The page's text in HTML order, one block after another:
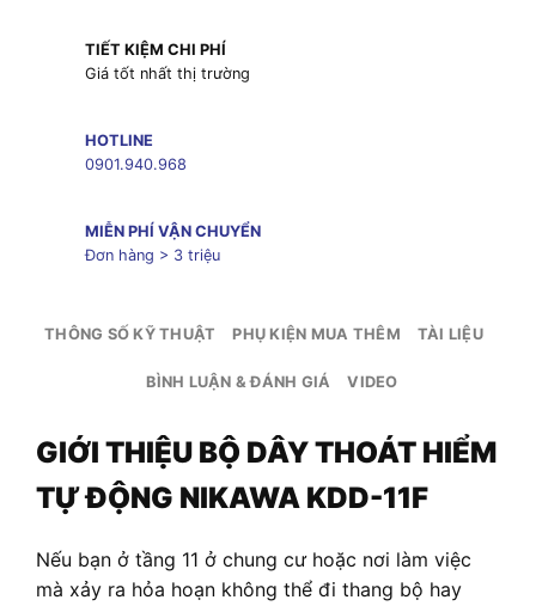
TIẾT KIỆM CHI PHÍ
Giá tốt nhất thị trường
HOTLINE
0901.940.968
MIỄN PHÍ VẬN CHUYỂN
Đơn hàng > 3 triệu
THÔNG SỐ KỸ THUẬT PHỤ KIỆN MUA THÊM TÀI LIỆU
BÌNH LUẬN & ĐÁNH GIÁ VIDEO
GIỚI THIỆU BỘ DÂY THOÁT HIỂM
TỰ ĐỘNG NIKAWA KDD-11F
Nếu bạn ở tầng 11 ở chung cư hoặc nơi làm việc
mà xảy ra hỏa hoạn không thể đi thang bộ hay